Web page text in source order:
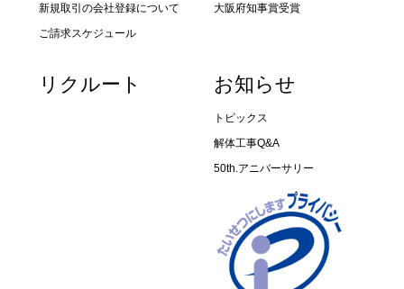
新規取引の会社登録について
ご請求スケジュール
大阪府知事賞受賞
リクルート お知らせ
トピックス
解体工事Q&A
50th.アニバーサリー